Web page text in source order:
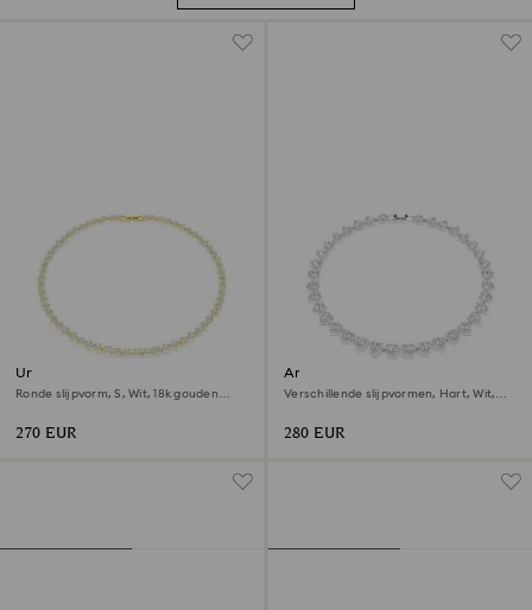
Una Angelic ketting
Ronde slijpvorm, S, Wit, ‎18k gouden
270 EUR
Ariana Grande x Swarovski
ketting
Verschillende slijpvormen, Hart, Wit,
280 EUR